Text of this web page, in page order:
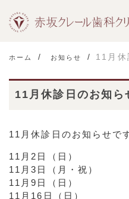
ホーム お知らせ 11月休
11月休診日のお知ら
11月休診日のお知らせで
11月2日（日）
11月3日（月・祝）
11月9日（日）
11月16日（日）